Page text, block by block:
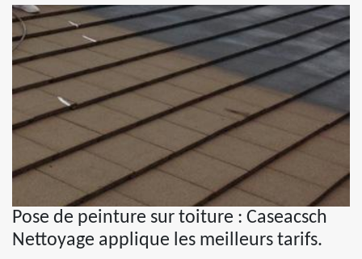
Pose de peinture sur toiture : Caseacsch
Nettoyage applique les meilleurs tarifs.